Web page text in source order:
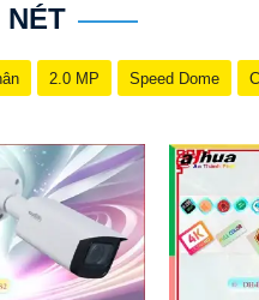
NÉT
2.0 MP Speed Dome